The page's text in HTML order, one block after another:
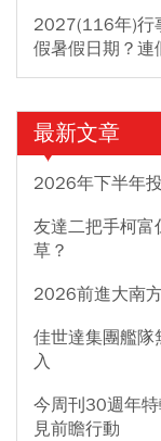
2027(116年)行
假暑假日期？
最新文章
2026年下半年
友達二把手柯富
草？
2026前進大南
佳世達集團艦隊
入
今周刊30週年
見前瞻行動